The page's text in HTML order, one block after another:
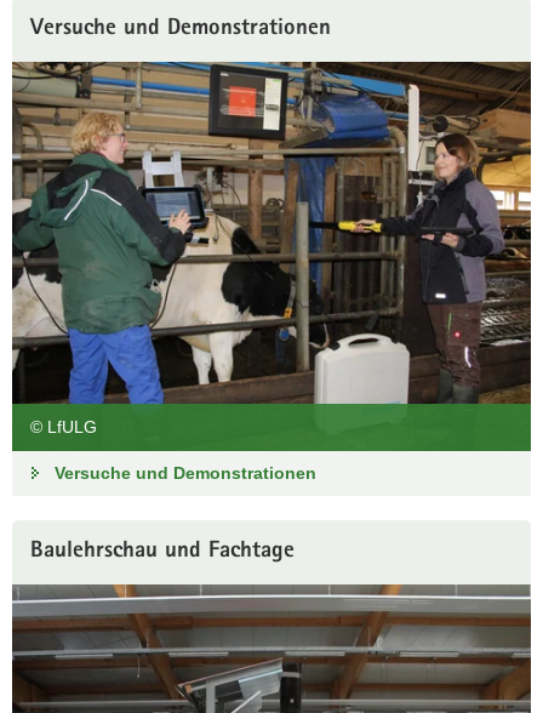
Hofgeflüster
Neues aus Köllitsch
Einblicke in die Arbeit in Köllitsch gibt es in unserem Blog
Blog »Hofgeflüster«
Versuche und Demonstrationen
© LfULG
Versuche und Demonstrationen
Baulehrschau und Fachtage